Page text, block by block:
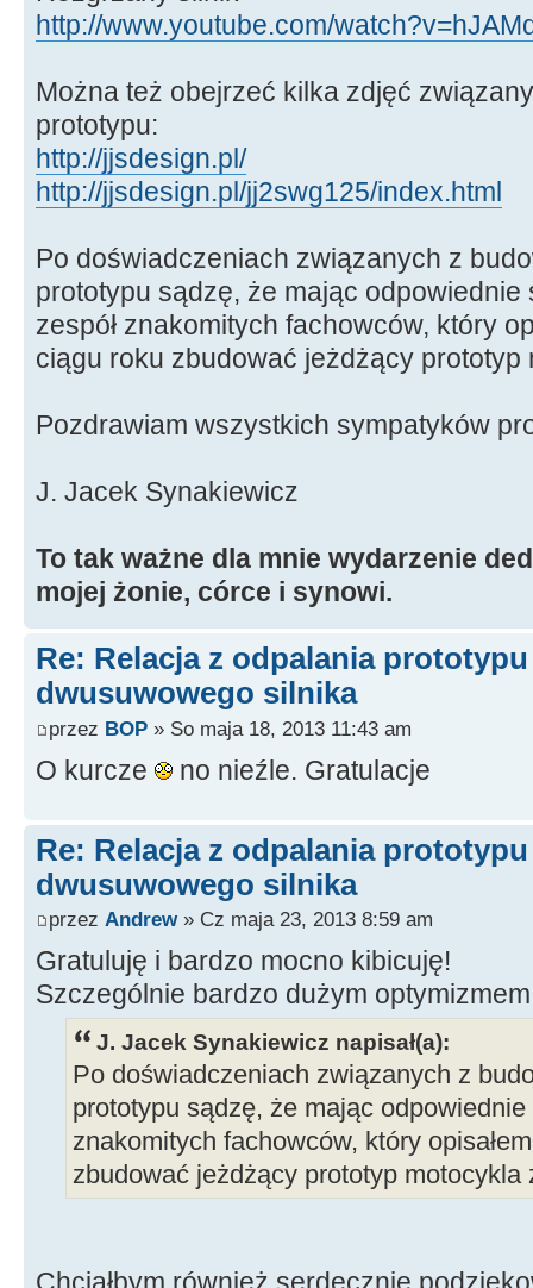
http://www.youtube.com/
Można też obejrzeć kilka zdjęć
prototypu:
http://jjsdesign.pl/
http://jjsdesign.pl/jj2swg125/index.html
Po doświadczeniach związanych z
prototypu sądzę, że mając odpowiednie
zespół znakomitych fachowców, który
ciągu roku zbudować jeżdżący prototyp
Pozdrawiam wszystkich sympatyków
J. Jacek Synakiewicz
To tak ważne dla mnie wydarzenie
mojej żonie, córce i synowi.
Re: Relacja z odpalania
dwusuwowego silnika
przez BOP » So maja 18, 2013 11:43 am
O kurcze no nieźle. Gratulacje
Re: Relacja z odpalania
dwusuwowego silnika
przez Andrew» Cz maja 23, 2013 8:59 am
Gratuluję i bardzo mocno kibicuję!
Szczególnie bardzo dużym
J. Jacek Synakiewicz napisał(a):
Po doświadczeniach związanych z
prototypu sądzę, że mając
znakomitych fachowców, który
zbudować jeżdżący prototyp motocykla